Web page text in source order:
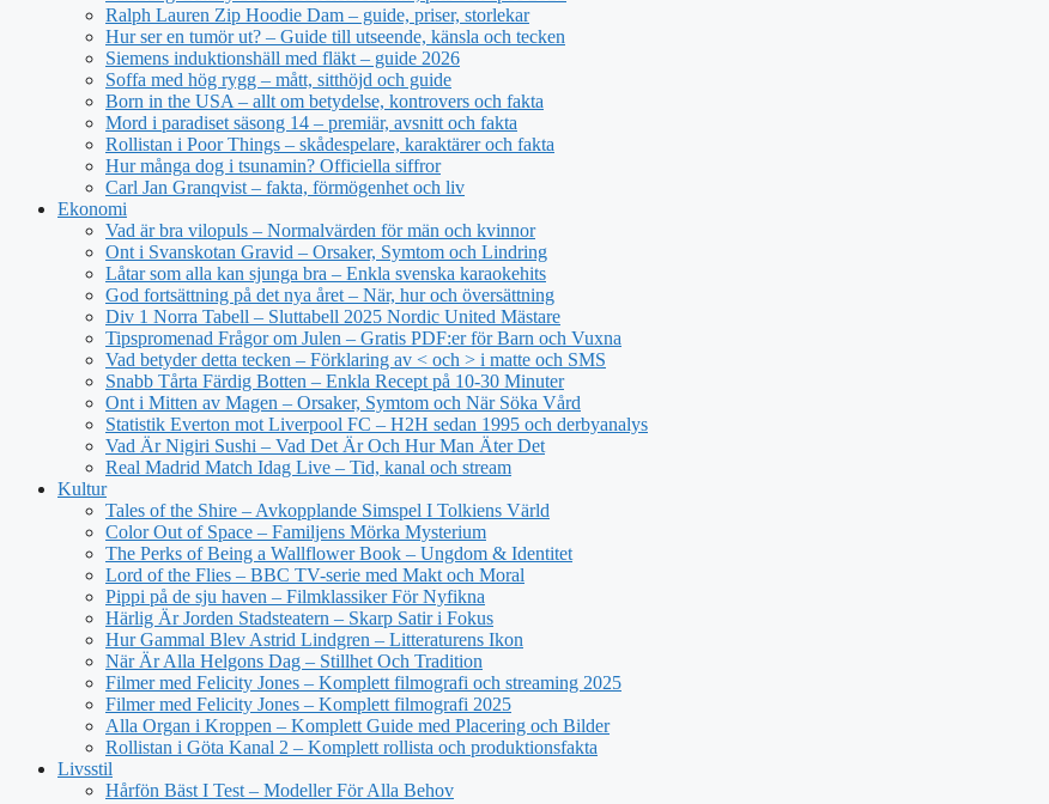
Ralph Lauren Zip Hoodie Dam – guide, priser, storlekar
Hur ser en tumör ut? – Guide till utseende, känsla och tecken
Siemens induktionshäll med fläkt – guide 2026
Soffa med hög rygg – mått, sitthöjd och guide
Born in the USA – allt om betydelse, kontrovers och fakta
Mord i paradiset säsong 14 – premiär, avsnitt och fakta
Rollistan i Poor Things – skådespelare, karaktärer och fakta
Hur många dog i tsunamin? Officiella siffror
Carl Jan Granqvist – fakta, förmögenhet och liv
Ekonomi
Vad är bra vilopuls – Normalvärden för män och kvinnor
Ont i Svanskotan Gravid – Orsaker, Symtom och Lindring
Låtar som alla kan sjunga bra – Enkla svenska karaokehits
God fortsättning på det nya året – När, hur och översättning
Div 1 Norra Tabell – Sluttabell 2025 Nordic United Mästare
Tipspromenad Frågor om Julen – Gratis PDF:er för Barn och Vuxna
Vad betyder detta tecken – Förklaring av < och > i matte och SMS
Snabb Tårta Färdig Botten – Enkla Recept på 10-30 Minuter
Ont i Mitten av Magen – Orsaker, Symtom och När Söka Vård
Statistik Everton mot Liverpool FC – H2H sedan 1995 och derbyanalys
Vad Är Nigiri Sushi – Vad Det Är Och Hur Man Äter Det
Real Madrid Match Idag Live – Tid, kanal och stream
Kultur
Tales of the Shire – Avkopplande Simspel I Tolkiens Värld
Color Out of Space – Familjens Mörka Mysterium
The Perks of Being a Wallflower Book – Ungdom & Identitet
Lord of the Flies – BBC TV-serie med Makt och Moral
Pippi på de sju haven – Filmklassiker För Nyfikna
Härlig Är Jorden Stadsteatern – Skarp Satir i Fokus
Hur Gammal Blev Astrid Lindgren – Litteraturens Ikon
När Är Alla Helgons Dag – Stillhet Och Tradition
Filmer med Felicity Jones – Komplett filmografi och streaming 2025
Filmer med Felicity Jones – Komplett filmografi 2025
Alla Organ i Kroppen – Komplett Guide med Placering och Bilder
Rollistan i Göta Kanal 2 – Komplett rollista och produktionsfakta
Livsstil
Hårfön Bäst I Test – Modeller För Alla Behov